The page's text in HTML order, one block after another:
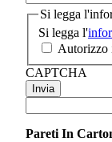
Si legga
Si legga l'
Autorizzo
CAPTCHA
Pareti In